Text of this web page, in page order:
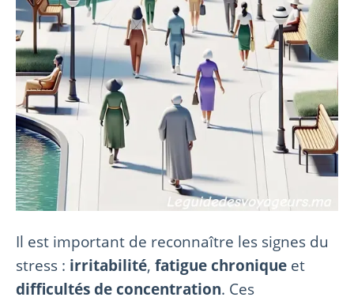
Il est important de reconnaître les signes du
stress : irritabilité, fatigue chronique et
difficultés de concentration. Ces